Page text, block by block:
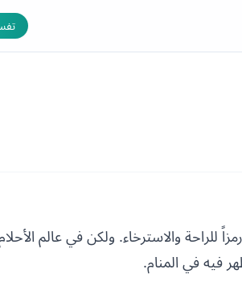
للراحة والاسترخاء. ولكن في عالم
فيه في المنام.